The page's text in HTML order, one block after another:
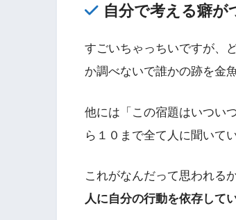
自分で考える癖が
すごいちゃっちいですが、
か調べないで誰かの跡を金
他には「この宿題はいつい
ら１０まで全て人に聞いてい
これがなんだって思われる
人に自分の行動を依存して